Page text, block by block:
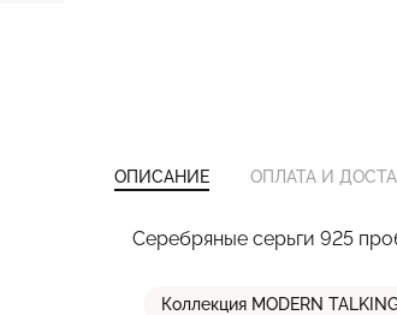
ОПИСАНИЕ ОПЛАТА И
Серебряные серьги 925
Коллекция MODERN